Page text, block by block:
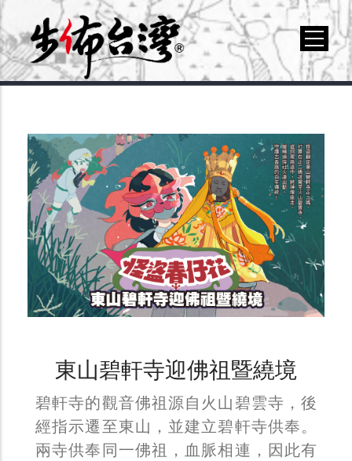
東山碧軒寺迎佛祖暨繞境
碧軒寺的觀音佛祖源自火山碧雲寺，後
經指示遷至東山，並建立碧軒寺供奉。
兩寺供奉同一佛祖，血脈相連，因此有